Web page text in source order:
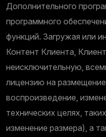
Дополнительного
программного
функций. Загружая или
Контент Клиента,
неисключительную,
лицензию на
воспроизведение,
технических целях,
изменение размера), а